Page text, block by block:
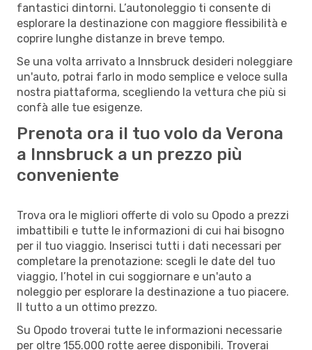
fantastici dintorni. L’autonoleggio ti consente di
esplorare la destinazione con maggiore flessibilità e
coprire lunghe distanze in breve tempo.
Se una volta arrivato a Innsbruck desideri noleggiare
un'auto, potrai farlo in modo semplice e veloce sulla
nostra piattaforma, scegliendo la vettura che più si
confà alle tue esigenze.
Prenota ora il tuo volo da Verona
a Innsbruck a un prezzo più
conveniente
Trova ora le migliori offerte di volo su Opodo a prezzi
imbattibili e tutte le informazioni di cui hai bisogno
per il tuo viaggio. Inserisci tutti i dati necessari per
completare la prenotazione: scegli le date del tuo
viaggio, l’hotel in cui soggiornare e un'auto a
noleggio per esplorare la destinazione a tuo piacere.
Il tutto a un ottimo prezzo.
Su Opodo troverai tutte le informazioni necessarie
per oltre 155.000 rotte aeree disponibili. Troverai